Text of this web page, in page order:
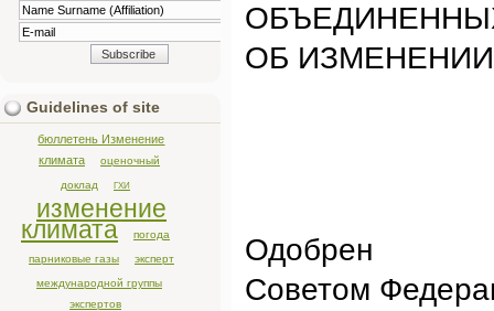
ОБ
Одобрен
Советом
Guidelines of site
бюллетень Изменение
климата
оценочный
доклад
ГХИ
изменение
климата
погода
парниковые газы
эксперт
международной группы
экспертов